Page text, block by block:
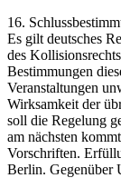
16.
Es gilt deutsches
des
Bestimmungen
Veranstaltungen
Wirksamkeit der
soll die Regelung
am nächsten
Vorschriften.
Berlin. Gegenüber